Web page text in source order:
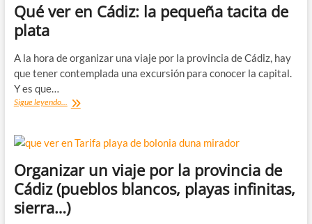
Qué ver en Cádiz: la pequeña tacita de
plata
A la hora de organizar una viaje por la provincia de Cádiz, hay
que tener contemplada una excursión para conocer la capital.
Y es que…
Sigue leyendo... Qué
Cádiz:
tacita
de
plata
Organizar un viaje por la provincia de
Cádiz (pueblos blancos, playas infinitas,
sierra…)